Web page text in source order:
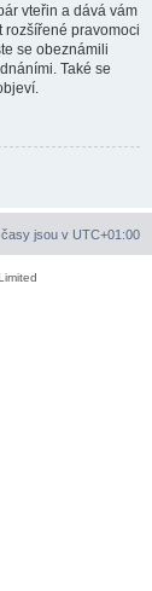
vteřin a dává vám
rozšířené pravomoci
se obeznámili
Také se
jsou v UTC+01:00